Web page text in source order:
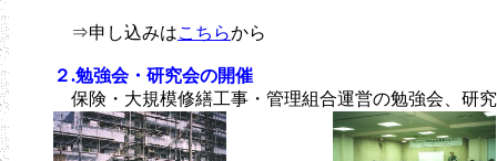
⇒申し込みはこちらから
２.勉強会・研究会の開催
保険・大規模修繕工事・管理組合運営の勉強会、研